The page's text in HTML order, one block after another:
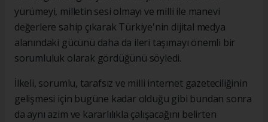
yürümeyi, milletin sesi olmayı ve milli ile manevi
değerlere sahip çıkarak Türkiye'nin dijital medya
alanındaki gücünü daha da ileri taşımayı önemli bir
sorumluluk olarak gördüğünü söyledi.
İlkeli, sorumlu, tarafsız ve milli internet gazeteciliğinin
gelişmesi için bugüne kadar olduğu gibi bundan sonra
da aynı azim ve kararlılıkla çalışacağını belirten